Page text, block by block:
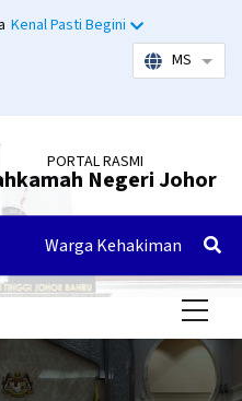
Kenal Pasti Begini
MS
PORTAL RASMI
Negeri Johor
Warga Kehakiman